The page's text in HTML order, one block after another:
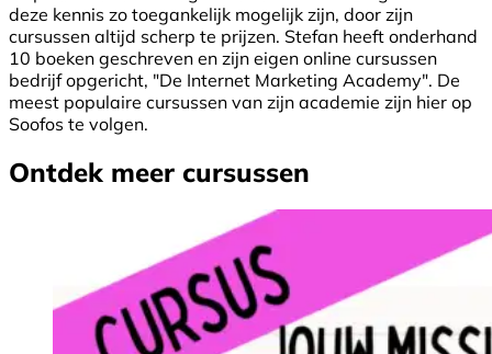
deze kennis zo toegankelijk mogelijk zijn, door zijn
cursussen altijd scherp te prijzen. Stefan heeft onderhand
10 boeken geschreven en zijn eigen online cursussen
bedrijf opgericht, "De Internet Marketing Academy". De
meest populaire cursussen van zijn academie zijn hier op
Soofos te volgen.
Ontdek meer cursussen